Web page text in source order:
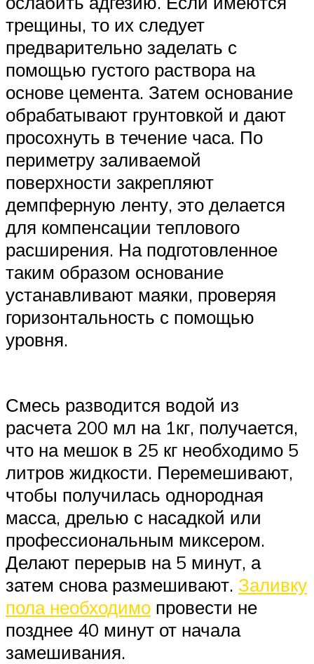
трещины, то их следует
предварительно заделать с
помощью густого раствора на
основе цемента. Затем основание
обрабатывают грунтовкой и дают
просохнуть в течение часа. По
периметру заливаемой
поверхности закрепляют
демпферную ленту, это делается
для компенсации теплового
расширения. На подготовленное
таким образом основание
устанавливают маяки, проверяя
горизонтальность с помощью
уровня.
Смесь разводится водой из
расчета 200 мл на 1кг, получается,
что на мешок в 25 кг необходимо 5
литров жидкости. Перемешивают,
чтобы получилась однородная
масса, дрелью с насадкой или
профессиональным миксером.
Делают перерыв на 5 минут, а
затем снова размешивают. Заливку
пола необходимо провести не
позднее 40 минут от начала
замешивания.